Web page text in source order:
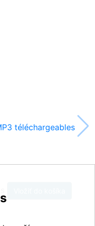
téléchargeables